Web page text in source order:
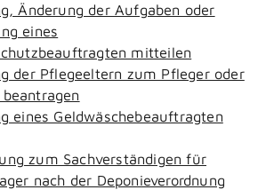
Änderung der Aufgaben oder
eines
mitteilen
der Pflegeeltern zum Pfleger oder
eines Geldwäschebeauftragten
zum Sachverständigen für
nach der Deponieverordnung